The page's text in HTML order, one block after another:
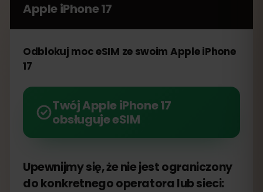
Apple iPhone 17
Odblokuj moc eSIM ze swoim Apple iPhone
17
Twój Apple iPhone 17
obsługuje eSIM
Upewnijmy się, że nie jest ograniczony
do konkretnego operatora lub sieci: